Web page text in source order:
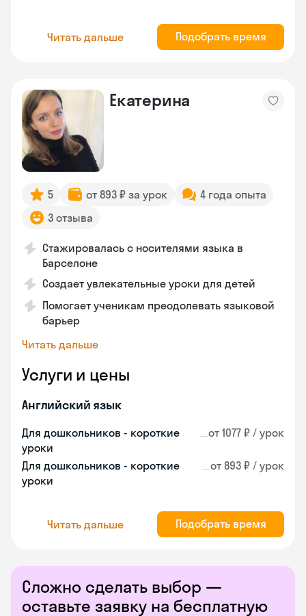
Читать дальше Подобрать время
Екатерина
5 от 893 ₽ за урок
4 года опыта
3 отзыва
Стажировалась с носителями языка в
Барселоне
Создает увлекательные уроки для детей
Помогает ученикам преодолевать языковой
барьер
Читать дальше
Услуги и цены
Английский язык
Для дошкольников - короткие
уроки
от 1077 ₽ / урок
Для дошкольников - короткие
уроки
от 893 ₽ / урок
Читать дальше Подобрать время
Сложно сделать выбор —
оставьте заявку на бесплатную